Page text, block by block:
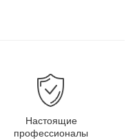
Настоящие
профессионалы